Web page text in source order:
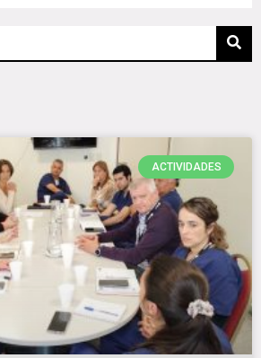
ACTIVIDADES